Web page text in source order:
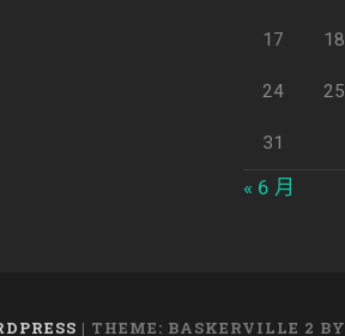
17 18
24 25
31
« 6 月
| THEME: BASKERVILLE 2 BY